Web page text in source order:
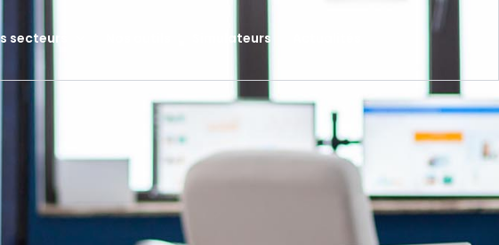
secteurs Simulateurs